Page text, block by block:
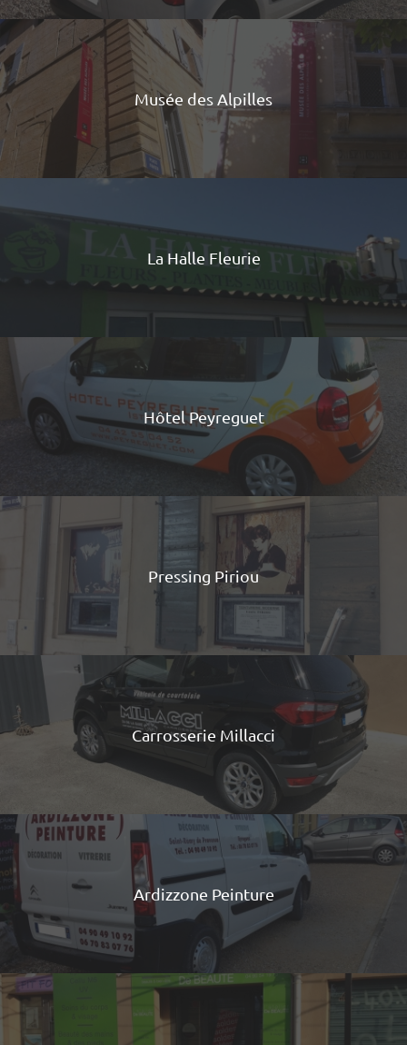
Musée des Alpilles
La Halle Fleurie
Hôtel Peyreguet
Pressing Piriou
Carrosserie Millacci
Ardizzone Peinture